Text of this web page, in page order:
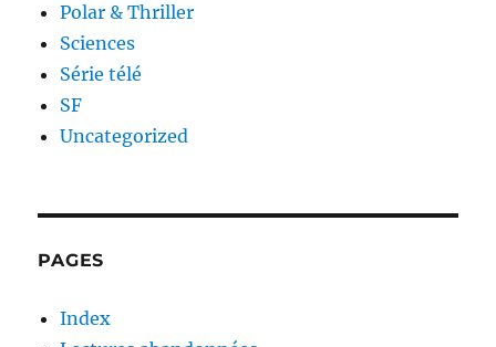
Polar & Thriller
Sciences
Série télé
SF
Uncategorized
PAGES
Index